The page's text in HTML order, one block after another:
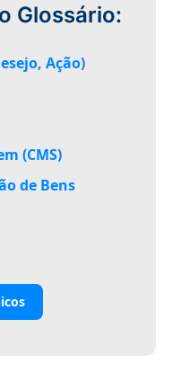
Glossário:
Ação)
(CMS)
de Bens